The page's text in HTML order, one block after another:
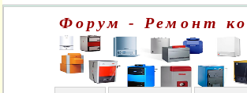
Форум - Ремонт